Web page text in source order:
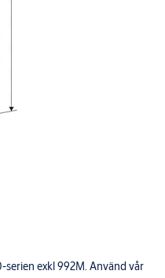
exkl 992M. Använd vår